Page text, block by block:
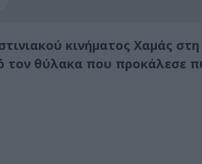
κινήματος Χαμάς
τον θύλακα που προκάλεσε